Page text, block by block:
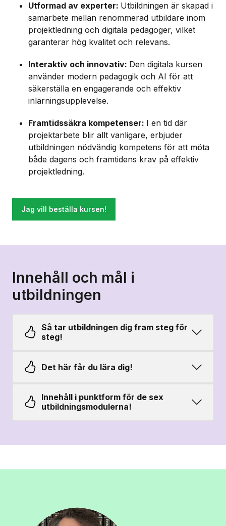
Utformad av experter: Utbildningen är skapad i
samarbete mellan renommerad utbildare inom
projektledning och digitala pedagoger, vilket
garanterar hög kvalitet och relevans.
Interaktiv och innovativ: Den digitala kursen
använder modern pedagogik och AI för att
säkerställa en engagerande och effektiv
inlärningsupplevelse.
Framtidssäkra kompetenser: I en tid där
projektarbete blir allt vanligare, erbjuder
utbildningen nödvändig kompetens för att möta
både dagens och framtidens krav på effektiv
projektledning.
Jag vill beställa kursen!
Innehåll och mål i
utbildningen
Så tar utbildningen dig fram steg för
steg!
Det här får du lära dig!
Innehåll i punktform för de sex
utbildningsmodulerna!